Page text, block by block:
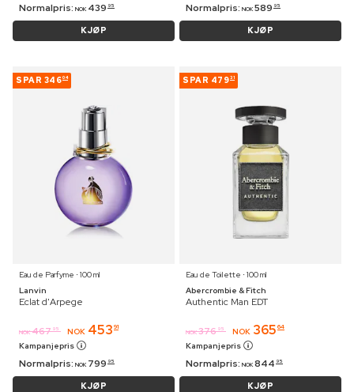
Normalpris: NOK 439 95
KJØP
Normalpris: NOK 589 95
KJØP
SPAR 34604
Eau de Parfyme ⋅ 100 ml
Lanvin
Eclat d'Arpege
NOK 467 95 NOK 453 91
Kampanjepris
Normalpris: NOK 799 95
KJØP
SPAR 47931
Eau de Toilette ⋅ 100 ml
Abercrombie & Fitch
Authentic Man EDT
NOK 376 95 NOK 365 64
Kampanjepris
Normalpris: NOK 844 95
KJØP